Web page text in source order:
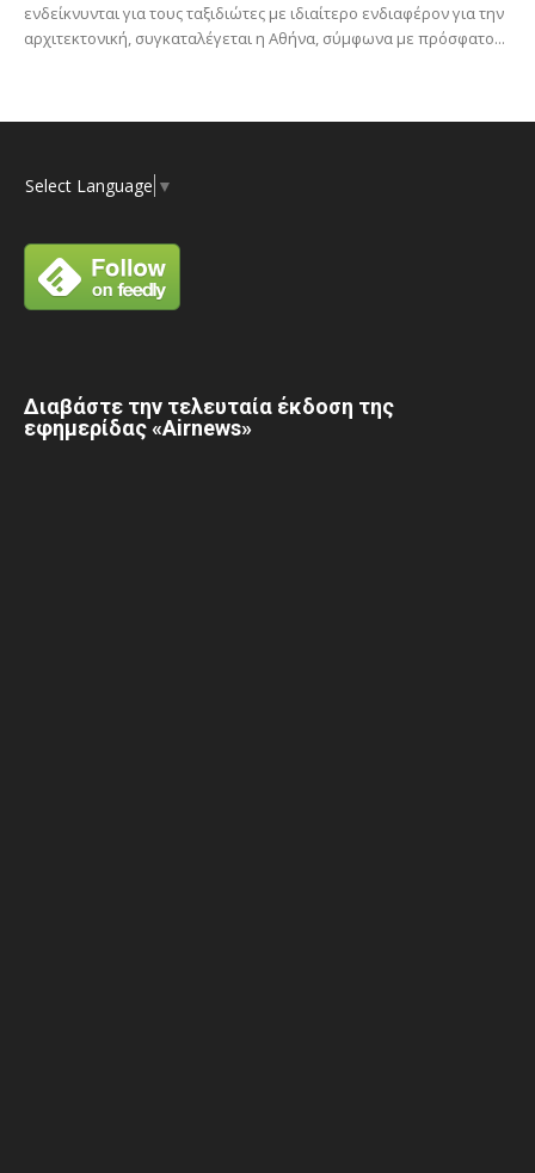
ενδείκνυνται για τους ταξιδιώτες με ιδιαίτερο ενδιαφέρον για την
αρχιτεκτονική, συγκαταλέγεται η Αθήνα, σύμφωνα με πρόσφατο...
Select Language ▼
Διαβάστε την τελευταία έκδοση της
εφημερίδας «Airnews»